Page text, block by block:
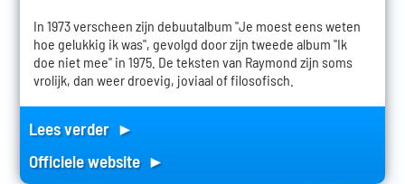
In 1973 verscheen zijn debuutalbum "Je moest eens weten
hoe gelukkig ik was", gevolgd door zijn tweede album "Ik
doe niet mee" in 1975. De teksten van Raymond zijn soms
vrolijk, dan weer droevig, joviaal of filosofisch.
Lees verder ►
Officiele website ►